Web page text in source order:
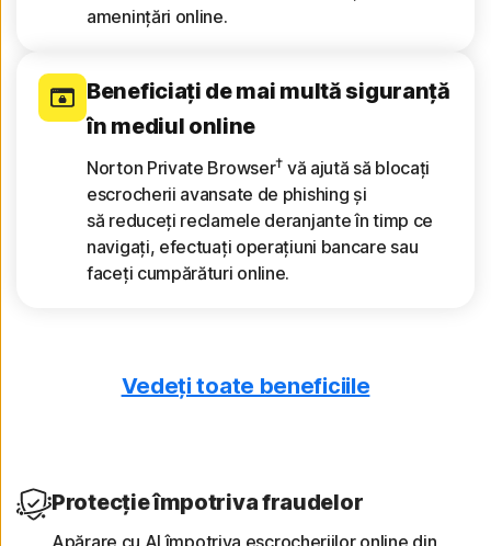
amenințări online.
Beneficiați de mai multă siguranță
în mediul online
Norton Private Browser† vă ajută să blocați
escrocherii avansate de phishing și
să reduceți reclamele deranjante în timp ce
navigați, efectuați operațiuni bancare sau
faceți cumpărături online.
Primiți rapoarte privind
Fi, a site-urilor web, a vulnerabilităților
dispozitivelor și a aplicațiilor riscante scanate
Vedeți toate beneficiile
Protecție împotriva fraudelor
Apărare cu AI împotriva escrocheriilor online din